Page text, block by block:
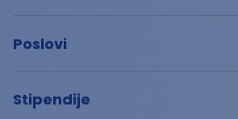
Poslovi
Stipendije